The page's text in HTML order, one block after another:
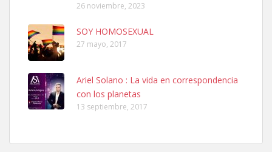
Leales.org » Gran Canaria | 6.7.2025
Ninfa perdida
Leales.org » Gran Canaria | 6.7.2025
26 noviembre, 2023
SOY HOMOSEXUAL
27 mayo, 2017
Ariel Solano : La vida en correspondencia
con los planetas
13 septiembre, 2017